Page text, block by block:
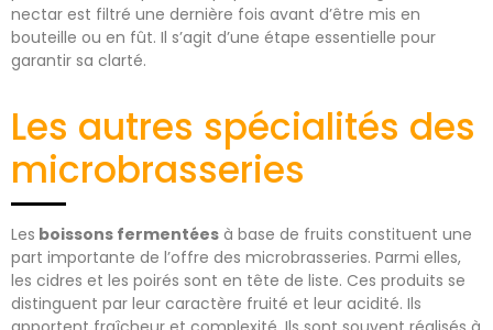
nectar est filtré une dernière fois avant d’être mis en
bouteille ou en fût. Il s’agit d’une étape essentielle pour
garantir sa clarté.
Les autres spécialités des
microbrasseries
Les boissons fermentées à base de fruits constituent une
part importante de l’offre des microbrasseries. Parmi elles,
les cidres et les poirés sont en tête de liste. Ces produits se
distinguent par leur caractère fruité et leur acidité. Ils